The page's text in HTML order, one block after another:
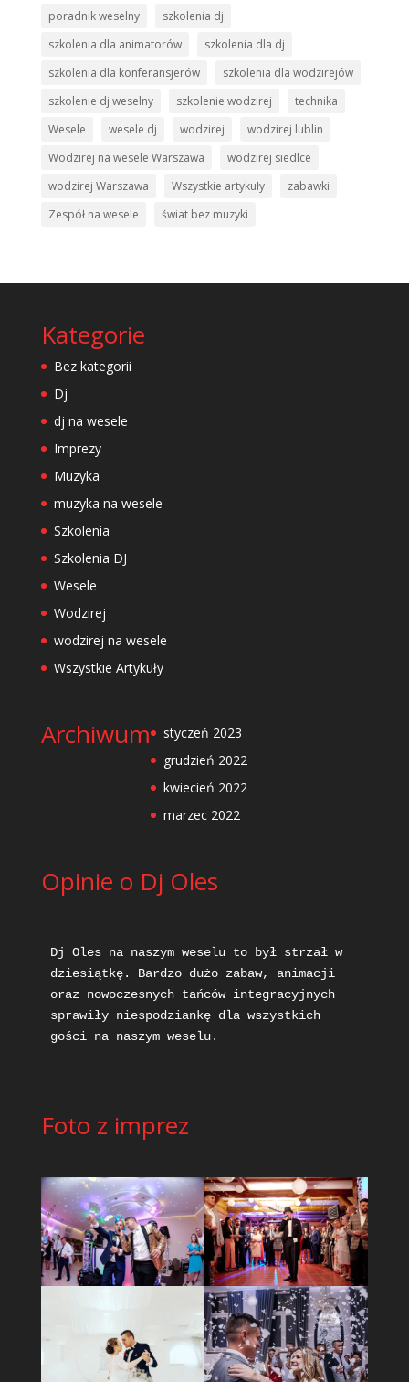
poradnik weselny
szkolenia dj
szkolenia dla animatorów
szkolenia dla dj
szkolenia dla konferansjerów
szkolenia dla wodzirejów
szkolenie dj weselny
szkolenie wodzirej
technika
Wesele
wesele dj wodzirej
wodzirej lublin
Wodzirej na wesele Warszawa
wodzirej siedlce
wodzirej Warszawa
Wszystkie artykuły
zabawki
Zespół na wesele
świat bez muzyki
Kategorie
Bez kategorii
Dj
dj na wesele
Imprezy
Muzyka
muzyka na wesele
Szkolenia
Szkolenia DJ
Wesele
Wodzirej
wodzirej na wesele
Wszystkie Artykuły
Archiwum
styczeń 2023
grudzień 2022
kwiecień 2022
marzec 2022
Opinie o Dj Oles
Dj Oles na naszym weselu to był strzał w
dziesiątkę. Bardzo dużo zabaw, animacji
oraz nowoczesnych tańców integracyjnych
sprawiły niespodziankę dla wszystkich
gości na naszym weselu.
Foto z imprez